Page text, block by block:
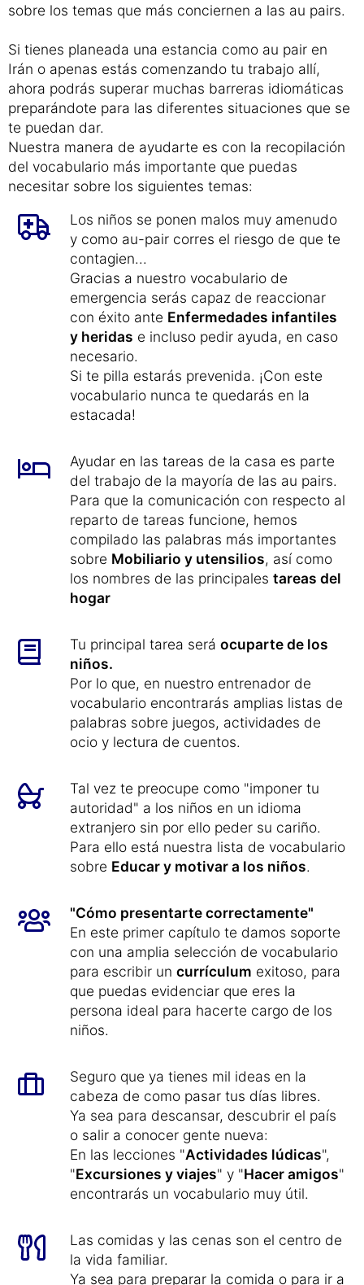
sobre los temas que más conciernen a las au pairs.
Si tienes planeada una estancia como au pair en
Irán o apenas estás comenzando tu trabajo allí,
ahora podrás superar muchas barreras idiomáticas
preparándote para las diferentes situaciones que se
te puedan dar.
Nuestra manera de ayudarte es con la recopilación
del vocabulario más importante que puedas
necesitar sobre los siguientes temas:
Los niños se ponen malos muy amenudo
y como au-pair corres el riesgo de que te
contagien...
Gracias a nuestro vocabulario de
emergencia serás capaz de reaccionar
con éxito ante Enfermedades infantiles
y heridas e incluso pedir ayuda, en caso
necesario.
Si te pilla estarás prevenida. ¡Con este
vocabulario nunca te quedarás en la
estacada!
Ayudar en las tareas de la casa es parte
del trabajo de la mayoría de las au pairs.
Para que la comunicación con respecto al
reparto de tareas funcione, hemos
compilado las palabras más importantes
sobre Mobiliario y utensilios, así como
los nombres de las principales tareas del
hogar
Tu principal tarea será ocuparte de los
niños.
Por lo que, en nuestro entrenador de
vocabulario encontrarás amplias listas de
palabras sobre juegos, actividades de
ocio y lectura de cuentos.
Tal vez te preocupe como "imponer tu
autoridad" a los niños en un idioma
extranjero sin por ello peder su cariño.
Para ello está nuestra lista de vocabulario
sobre Educar y motivar a los niños.
"Cómo presentarte correctamente"
En este primer capítulo te damos soporte
con una amplia selección de vocabulario
para escribir un currículum exitoso, para
que puedas evidenciar que eres la
persona ideal para hacerte cargo de los
niños.
Seguro que ya tienes mil ideas en la
cabeza de como pasar tus días libres.
Ya sea para descansar, descubrir el país
o salir a conocer gente nueva:
En las lecciones "Actividades lúdicas",
"Excursiones y viajes" y "Hacer amigos"
encontrarás un vocabulario muy útil.
Las comidas y las cenas son el centro de
la vida familiar.
Ya sea para preparar la comida o para ir a